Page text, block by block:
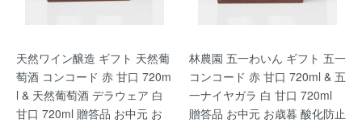
天然ワイン醸造 ギフト 天然葡
萄酒 コンコード 赤 甘口 720m
l & 天然葡萄酒 デラウェア 白
甘口 720ml 贈答品 お中元 お
林農園 五一わいん ギフト 五一
コンコード 赤 甘口 720ml & 五
一ナイヤガラ 白 甘口 720ml
贈答品 お中元 お歳暮 酸化防止